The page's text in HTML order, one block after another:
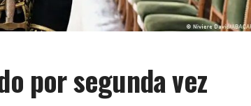
por segunda vez